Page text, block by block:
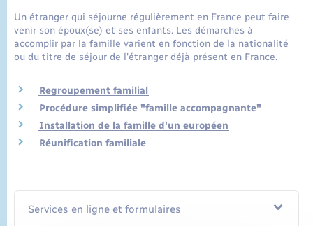
Un étranger qui séjourne régulièrement en France peut faire
venir son époux(se) et ses enfants. Les démarches à
accomplir par la famille varient en fonction de la nationalité
ou du titre de séjour de l'étranger déjà présent en France.
Regroupement familial
Procédure simplifiée "famille accompagnante"
Installation de la famille d'un européen
Réunification familiale
Services en ligne et formulaires